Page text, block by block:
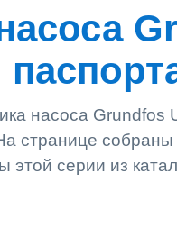
насоса Grundfos
странице собраны
этой серии из